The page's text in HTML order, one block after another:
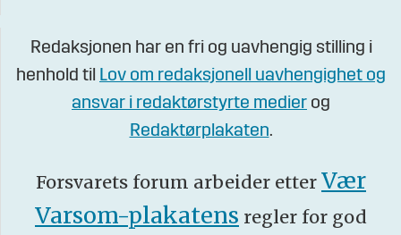
Redaksjonen har en fri og uavhengig stilling i
henhold til Lov om redaksjonell uavhengighet og
ansvar i redaktørstyrte medier og
Redaktørplakaten.
Forsvarets forum arbeider etter Vær
Varsom-plakatens regler for god